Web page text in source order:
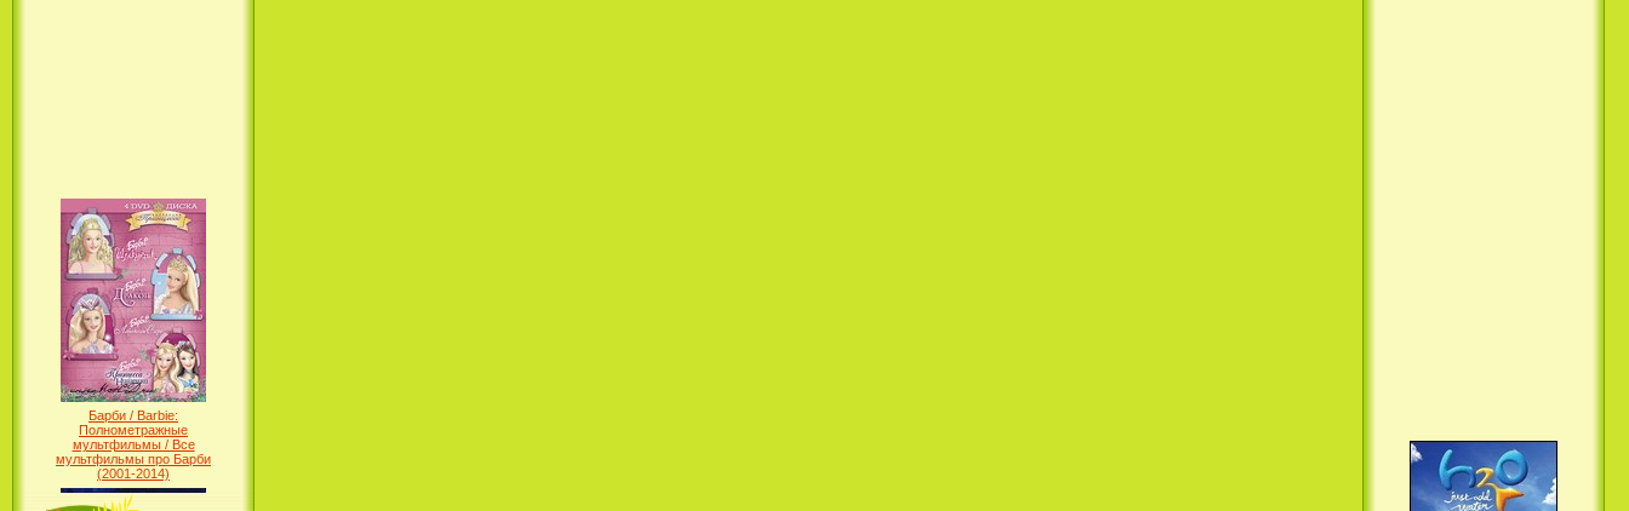
Барби / Barbie:
Полнометражные
мультфильмы / Все
мультфильмы про Барби
(2001-2014)